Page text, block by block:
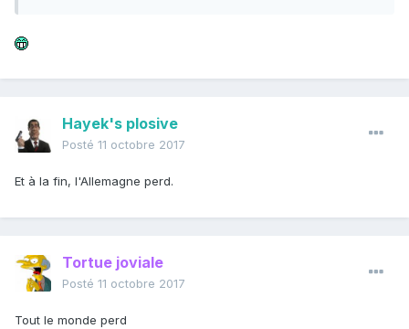
Hayek's plosive
Posté 11 octobre 2017
Et à la fin, l'Allemagne perd.
Tortue joviale
Posté 11 octobre 2017
Tout le monde perd